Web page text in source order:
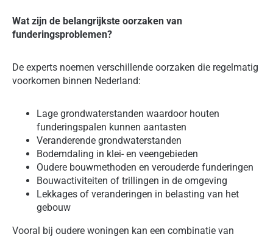
Wat zijn de belangrijkste oorzaken van
funderingsproblemen?
De experts noemen verschillende oorzaken die regelmatig
voorkomen binnen Nederland:
Lage grondwaterstanden waardoor houten
funderingspalen kunnen aantasten
Veranderende grondwaterstanden
Bodemdaling in klei- en veengebieden
Oudere bouwmethoden en verouderde funderingen
Bouwactiviteiten of trillingen in de omgeving
Lekkages of veranderingen in belasting van het
gebouw
Vooral bij oudere woningen kan een combinatie van